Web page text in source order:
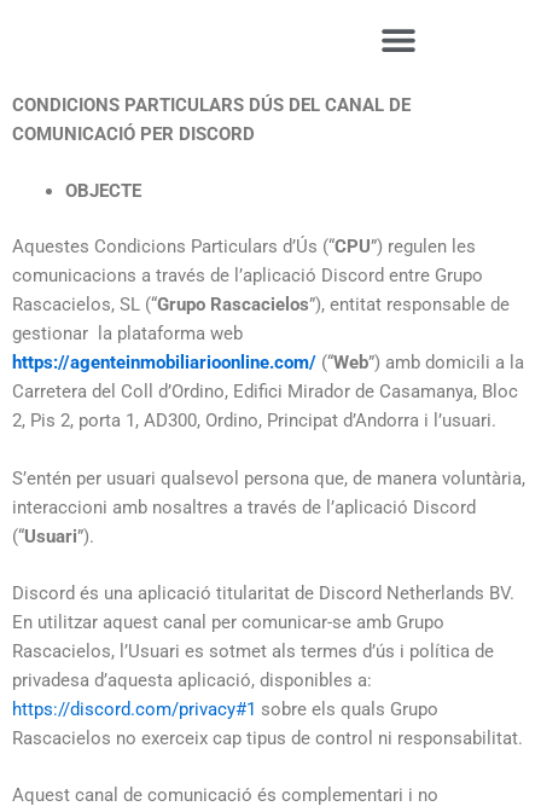
CONDICIONS PARTICULARS DÚS DEL CANAL DE
COMUNICACIÓ PER DISCORD
OBJECTE
Aquestes Condicions Particulars d’Ús (“CPU”) regulen les
comunicacions a través de l’aplicació Discord entre Grupo
Rascacielos, SL (“Grupo Rascacielos”), entitat responsable de
gestionar la plataforma web
https://agenteinmobiliarioonline.com/ (“Web”) amb domicili a la
Carretera del Coll d’Ordino, Edifici Mirador de Casamanya, Bloc
2, Pis 2, porta 1, AD300, Ordino, Principat d’Andorra i l’usuari.
S’entén per usuari qualsevol persona que, de manera voluntària,
interaccioni amb nosaltres a través de l’aplicació Discord
(“Usuari”).
Discord és una aplicació titularitat de Discord Netherlands BV.
En utilitzar aquest canal per comunicar-se amb Grupo
Rascacielos, l’Usuari es sotmet als termes d’ús i política de
privadesa d’aquesta aplicació, disponibles a:
https://discord.com/privacy#1 sobre els quals Grupo
Rascacielos no exerceix cap tipus de control ni responsabilitat.
Aquest canal de comunicació és complementari i no